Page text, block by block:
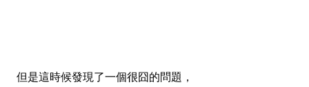
但是這時候發現了一個很囧的問題，